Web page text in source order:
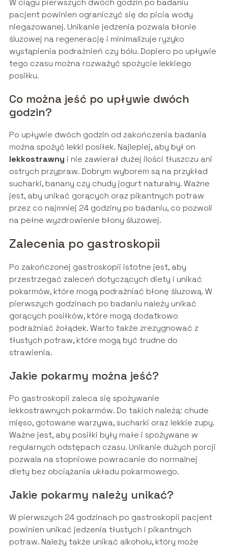
W ciągu pierwszych dwóch godzin po badaniu
pacjent powinien ograniczyć się do picia wody
niegazowanej. Unikanie jedzenia pozwala błonie
śluzowej na regenerację i minimalizuje ryzyko
wystąpienia podrażnień czy bólu. Dopiero po upływie
tego czasu można rozważyć spożycie lekkiego
posiłku.
Co można jeść po upływie dwóch
godzin?
Po upływie dwóch godzin od zakończenia badania
można spożyć lekki posiłek. Najlepiej, aby był on
lekkostrawny i nie zawierał dużej ilości tłuszczu ani
ostrych przypraw. Dobrym wyborem są na przykład
sucharki, banany czy chudy jogurt naturalny. Ważne
jest, aby unikać gorących oraz pikantnych potraw
przez co najmniej 24 godziny po badaniu, co pozwoli
na pełne wyzdrowienie błony śluzowej.
Zalecenia po gastroskopii
Po zakończonej gastroskopii istotne jest, aby
przestrzegać zaleceń dotyczących diety i unikać
pokarmów, które mogą podrażniać błonę śluzową. W
pierwszych godzinach po badaniu należy unikać
gorących posiłków, które mogą dodatkowo
podrażniać żołądek. Warto także zrezygnować z
tłustych potraw, które mogą być trudne do
strawienia.
Jakie pokarmy można jeść?
Po gastroskopii zaleca się spożywanie
lekkostrawnych pokarmów. Do takich należą: chude
mięso, gotowane warzywa, sucharki oraz lekkie zupy.
Ważne jest, aby posiłki były małe i spożywane w
regularnych odstępach czasu. Unikanie dużych porcji
pozwala na stopniowe powracanie do normalnej
diety bez obciążania układu pokarmowego.
Jakie pokarmy należy unikać?
W pierwszych 24 godzinach po gastroskopii pacjent
powinien unikać jedzenia tłustych i pikantnych
potraw. Należy także unikać alkoholu, który może